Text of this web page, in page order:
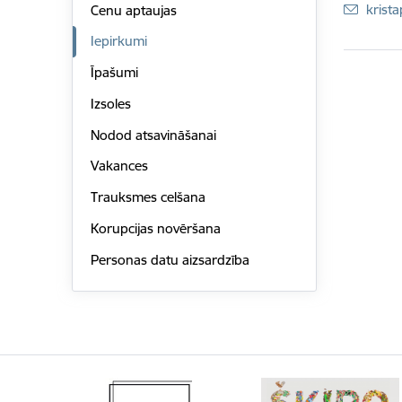
Cenu aptaujas
Iepirkumi
Īpašumi
Izsoles
Nodod atsavināšanai
Vakances
Trauksmes celšana
Korupcijas novēršana
Personas datu aizsardzība
E-